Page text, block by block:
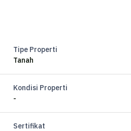
dekat dengan fasilitas umum.
Tipe Properti
Tanah
Kondisi Properti
-
Sertifikat